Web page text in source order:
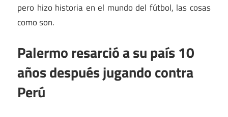
pero hizo historia en el mundo del fútbol, las cosas
como son.
Palermo resarció a su país 10
años después jugando contra
Perú